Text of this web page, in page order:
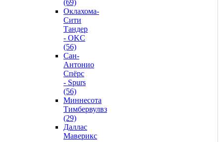
(69)
Оклахома-
Сити
Тандер
- OKC
(56)
Сан-
Антонио
Спёрс
- Spurs
(56)
Миннесота
Тимбервулвз
(29)
Даллас
Маверикс